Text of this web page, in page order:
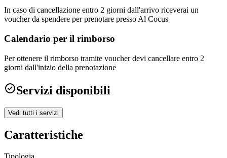
In caso di cancellazione entro 2 giorni dall'arrivo riceverai un
voucher da spendere per prenotare presso Al Cocus
Calendario per il rimborso
Per ottenere il rimborso tramite voucher devi cancellare entro 2
giorni dall'inizio della prenotazione
Servizi disponibili
Vedi tutti i servizi
Caratteristiche
Tipologia